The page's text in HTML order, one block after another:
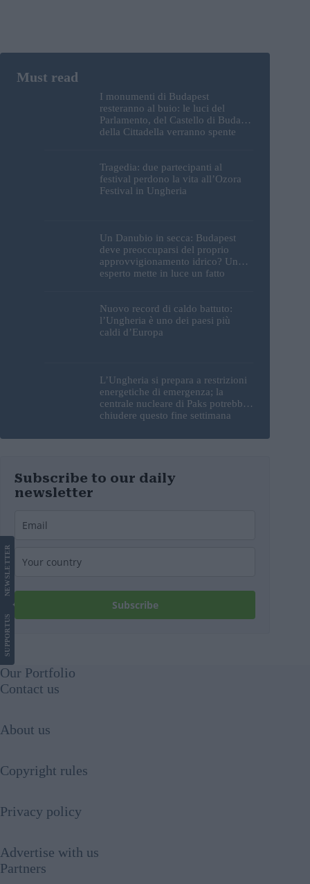
I monumenti di Budapest
resteranno al buio: le luci del
Parlamento, del Castello di Buda e
della Cittadella verranno spente
Tragedia: due partecipanti al
festival perdono la vita all’Ozora
Festival in Ungheria
Un Danubio in secca: Budapest
deve preoccuparsi del proprio
approvvigionamento idrico? Un
esperto mette in luce un fatto
Nuovo record di caldo battuto:
l’Ungheria è uno dei paesi più
caldi d’Europa
L’Ungheria si prepara a restrizioni
energetiche di emergenza; la
centrale nucleare di Paks potrebbe
chiudere questo fine settimana
Subscribe to our daily
newsletter
Subscribe
SUPPORT
US
NEWS
LETTER
Our Portfolio
Contact us
About us
Copyright rules
Privacy policy
Advertise with us
Partners